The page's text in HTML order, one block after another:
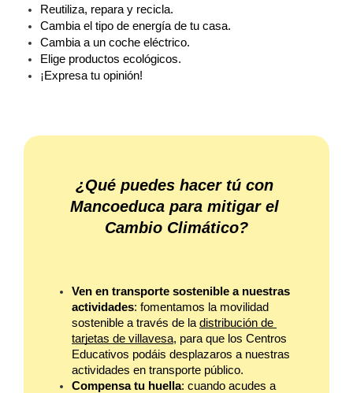
Reutiliza, repara y recicla.
Cambia el tipo de energía de tu casa.
Cambia a un coche eléctrico.
Elige productos ecológicos.
¡Expresa tu opinión!
¿Qué puedes hacer tú con
Mancoeduca para mitigar el
Cambio Climático?
Ven en transporte sostenible a nuestras
actividades: fomentamos la movilidad
sostenible a través de la distribución de
tarjetas de villavesa, para que los Centros
Educativos podáis desplazaros a nuestras
actividades en transporte público.
Compensa tu huella: cuando acudes a